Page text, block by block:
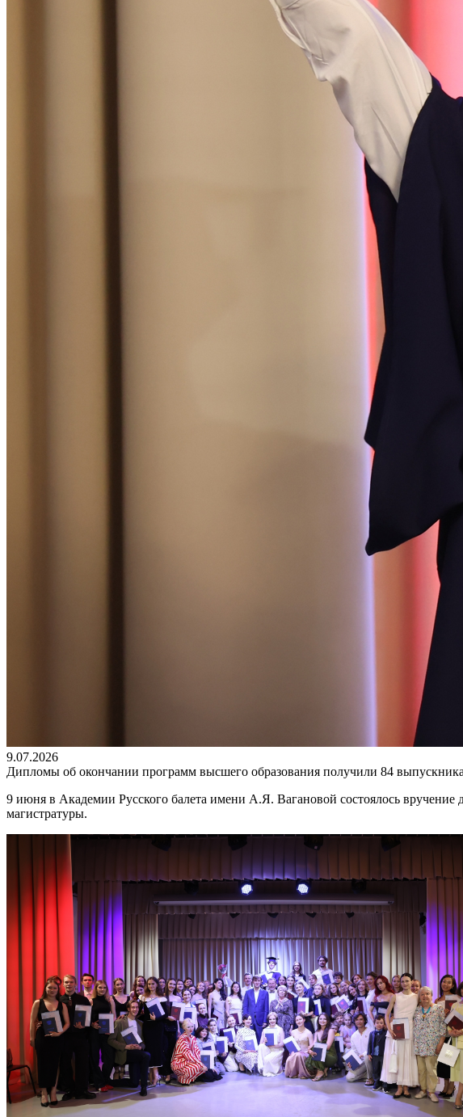
9.07.2026
Дипломы об окончании программ высшего образования получили 84 выпускника
9 июня в Академии Русского балета имени А.Я. Вагановой состоялось
магистратуры.